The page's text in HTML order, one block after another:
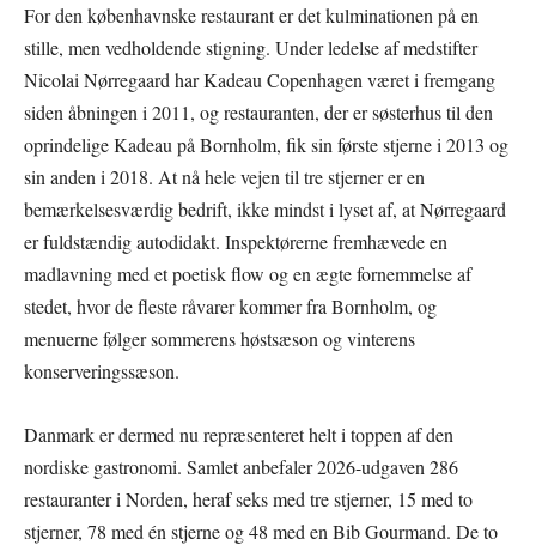
For den københavnske restaurant er det kulminationen på en
stille, men vedholdende stigning. Under ledelse af medstifter
Nicolai Nørregaard har Kadeau Copenhagen været i fremgang
siden åbningen i 2011, og restauranten, der er søsterhus til den
oprindelige Kadeau på Bornholm, fik sin første stjerne i 2013 og
sin anden i 2018. At nå hele vejen til tre stjerner er en
bemærkelsesværdig bedrift, ikke mindst i lyset af, at Nørregaard
er fuldstændig autodidakt. Inspektørerne fremhævede en
madlavning med et poetisk flow og en ægte fornemmelse af
stedet, hvor de fleste råvarer kommer fra Bornholm, og
menuerne følger sommerens høstsæson og vinterens
konserveringssæson.
Danmark er dermed nu repræsenteret helt i toppen af den
nordiske gastronomi. Samlet anbefaler 2026-udgaven 286
restauranter i Norden, heraf seks med tre stjerner, 15 med to
stjerner, 78 med én stjerne og 48 med en Bib Gourmand. De to